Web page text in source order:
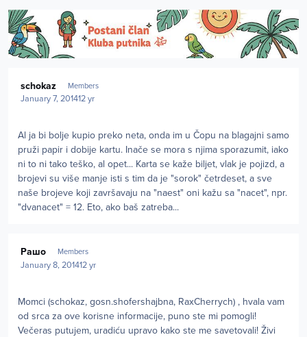
schokaz Members
January 7, 201412 yr
Al ja bi bolje kupio preko neta, onda im u Čopu na blagajni samo
pruži papir i dobije kartu. Inače se mora s njima sporazumit, iako
ni to ni tako teško, al opet... Karta se kaže biljet, vlak je pojizd, a
brojevi su više manje isti s tim da je "sorok" četrdeset, a sve
naše brojeve koji završavaju na "naest" oni kažu sa "nacet", npr.
"dvanacet" = 12. Eto, ako baš zatreba...
Рашо Members
January 8, 201412 yr
Momci (schokaz, gosn.shofershajbna, RaxCherrych) , hvala vam
od srca za ove korisne informacije, puno ste mi pomogli!
Večeras putujem, uradiću upravo kako ste me savetovali! Živi